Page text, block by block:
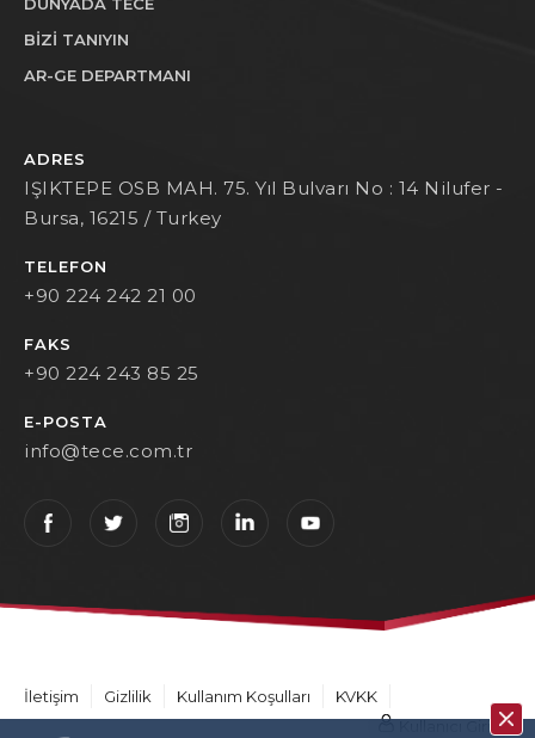
DÜNYADA TECE
BİZİ TANIYIN
AR-GE DEPARTMANI
ADRES
IŞIKTEPE OSB MAH. 75. Yıl Bulvarı No : 14 Nilufer -
Bursa, 16215 / Turkey
TELEFON
+90 224 242 21 00
FAKS
+90 224 243 85 25
E-POSTA
info@tece.com.tr
İletişim Gizlilik Kullanım Koşulları
KVKK
Kullanıcı Girişi